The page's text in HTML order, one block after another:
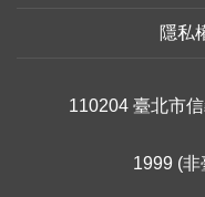
隱私
110204 臺北市
1999 (非